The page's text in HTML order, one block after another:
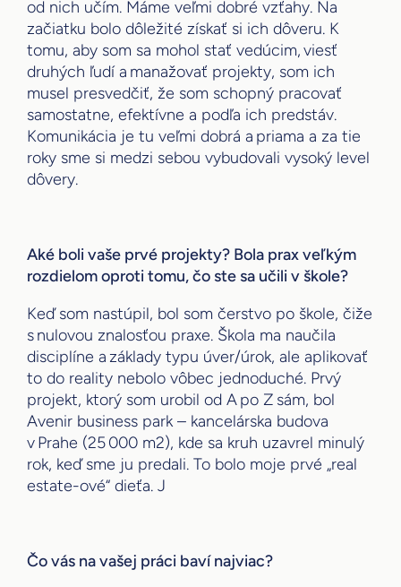
od nich učím. Máme veľmi dobré vzťahy. Na
začiatku bolo dôležité získať si ich dôveru. K
tomu, aby som sa mohol stať vedúcim, viesť
druhých ľudí a manažovať projekty, som ich
musel presvedčiť, že som schopný pracovať
samostatne, efektívne a podľa ich predstáv.
Komunikácia je tu veľmi dobrá a priama a za tie
roky sme si medzi sebou vybudovali vysoký level
dôvery.
Aké boli vaše prvé projekty? Bola prax veľkým
rozdielom oproti tomu, čo ste sa učili v škole?
Keď som nastúpil, bol som čerstvo po škole, čiže
s nulovou znalosťou praxe. Škola ma naučila
disciplíne a základy typu úver/úrok, ale aplikovať
to do reality nebolo vôbec jednoduché. Prvý
projekt, ktorý som urobil od A po Z sám, bol
Avenir business park – kancelárska budova
v Prahe (25 000 m2), kde sa kruh uzavrel minulý
rok, keď sme ju predali. To bolo moje prvé „real
estate-ové“ dieťa. J
Čo vás na vašej práci baví najviac?